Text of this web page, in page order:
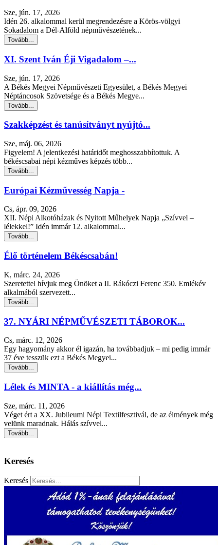
Sze, jún. 17, 2026
Idén 26. alkalommal kerül megrendezésre a Körös-völgyi
Sokadalom a Dél-Alföld népművészetének...
Tovább...
XI. Szent Iván Éji Vigadalom –...
Sze, jún. 17, 2026
A Békés Megyei Népművészeti Egyesület, a Békés Megyei
Néptáncosok Szövetsége és a Békés Megye...
Tovább...
Szakképzést és tanúsítványt nyújtó...
Sze, máj. 06, 2026
Figyelem! A jelentkezési határidőt meghosszabbítottuk. A
békéscsabai népi kézműves képzés több...
Tovább...
Európai Kézművesség Napja -
Cs, ápr. 09, 2026
XII. Népi Alkotóházak és Nyitott Műhelyek Napja „Szívvel –
lélekkel!” Idén immár 12. alkalommal...
Tovább...
Élő történelem Békéscsabán!
K, márc. 24, 2026
Szeretettel hívjuk meg Önöket a II. Rákóczi Ferenc 350. Emlékév
alkalmából szervezett...
Tovább...
37. NYÁRI NÉPMŰVÉSZETI TÁBOROK...
Cs, márc. 12, 2026
Egy hagyomány akkor él igazán, ha továbbadjuk – mi pedig immár
37 éve tesszük ezt a Békés Megyei...
Tovább...
Lélek és MINTA - a kiállítás még...
Sze, márc. 11, 2026
Véget ért a XX. Jubileumi Népi Textilfesztivál, de az élmények még
velünk maradnak. Hálás szívvel...
Tovább...
Keresés
Keresés